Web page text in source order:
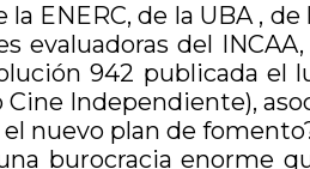
ENERC, de la UBA ,
evaluadoras del
942 publicada el
Independiente),
nuevo plan de
burocracia enorme